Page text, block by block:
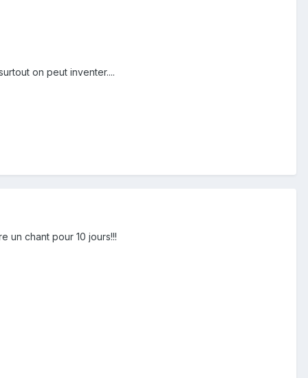
on peut inventer....
un chant pour 10 jours!!!